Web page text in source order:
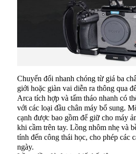
Chuyển đổi nhanh chóng từ giá ba
giới hoặc giàn vai diễn ra thông qua
Arca tích hợp và tấm tháo nhanh có
với các loại đầu chân máy bổ sung.
cạnh được bao gồm để giữ cho máy
khi cầm trên tay. Lồng nhôm nhẹ và
tính đến công thái học, cho phép các
ngày.